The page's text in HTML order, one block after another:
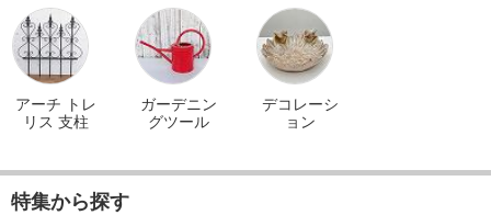
アーチ トレ
リス 支柱
ガーデニン
グツール
デコレーシ
ョン
特集から探す